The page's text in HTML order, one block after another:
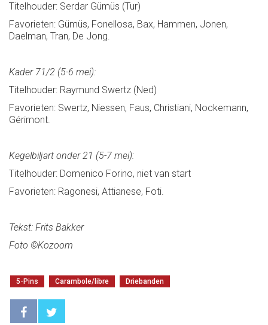
Titelhouder: Serdar Gümüs (Tur)
Favorieten: Gümüs, Fonellosa, Bax, Hammen, Jonen,
Daelman, Tran, De Jong.
Kader 71/2 (5-6 mei):
Titelhouder: Raymund Swertz (Ned)
Favorieten: Swertz, Niessen, Faus, Christiani, Nockemann,
Gérimont.
Kegelbiljart onder 21 (5-7 mei):
Titelhouder: Domenico Forino, niet van start
Favorieten: Ragonesi, Attianese, Foti.
Tekst: Frits Bakker
Foto ©Kozoom
5-Pins Carambole/libre Driebanden